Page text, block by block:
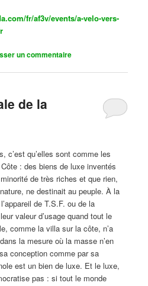
fr/af3v/events/a-velo-vers-
un commentaire
de la
c’est qu’elles sont comme les
: des biens de luxe inventés
de très riches et que rien,
ne destinait au peuple. À la
de T.S.F. ou de la
valeur d’usage quand tout le
comme la villa sur la côte, n’a
la mesure où la masse n’en
conception comme par sa
est un bien de luxe. Et le luxe,
pas : si tout le monde